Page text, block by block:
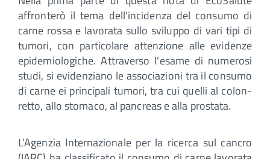
affronterò il tema dell'incidenza del consumo di
carne rossa e lavorata sullo sviluppo di vari tipi di
tumori, con particolare attenzione alle evidenze
epidemiologiche. Attraverso l'esame di numerosi
studi, si evidenziano le associazioni tra il consumo
di carne ei principali tumori, tra cui quelli al colon-
retto, allo stomaco, al pancreas e alla prostata.
L’Agenzia Internazionale per la ricerca sul cancro